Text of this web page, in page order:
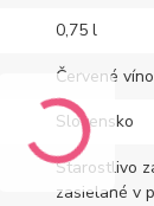
0,75 l
Červené víno
Slovensko
Starostlivo
zasielané v